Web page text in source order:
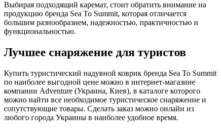
Выбирая подходящий каремат, стоит обратить внимание на
продукцию бренда Sea To Summit, которая отличается
большим разнообразием, надежностью, практичностью и
функциональностью.
Лучшее снаряжение для туристов
Купить туристический надувной коврик бренда Sea To Summit
по наиболее выгодной цене можно в интернет-магазине
компании Adventure (Украина, Киев), в каталоге которого
можно найти все необходимое туристическое снаряжение и
сопутствующие товары. Сделать заказ можно онлайн из
любого города Украины в наиболее удобное время.